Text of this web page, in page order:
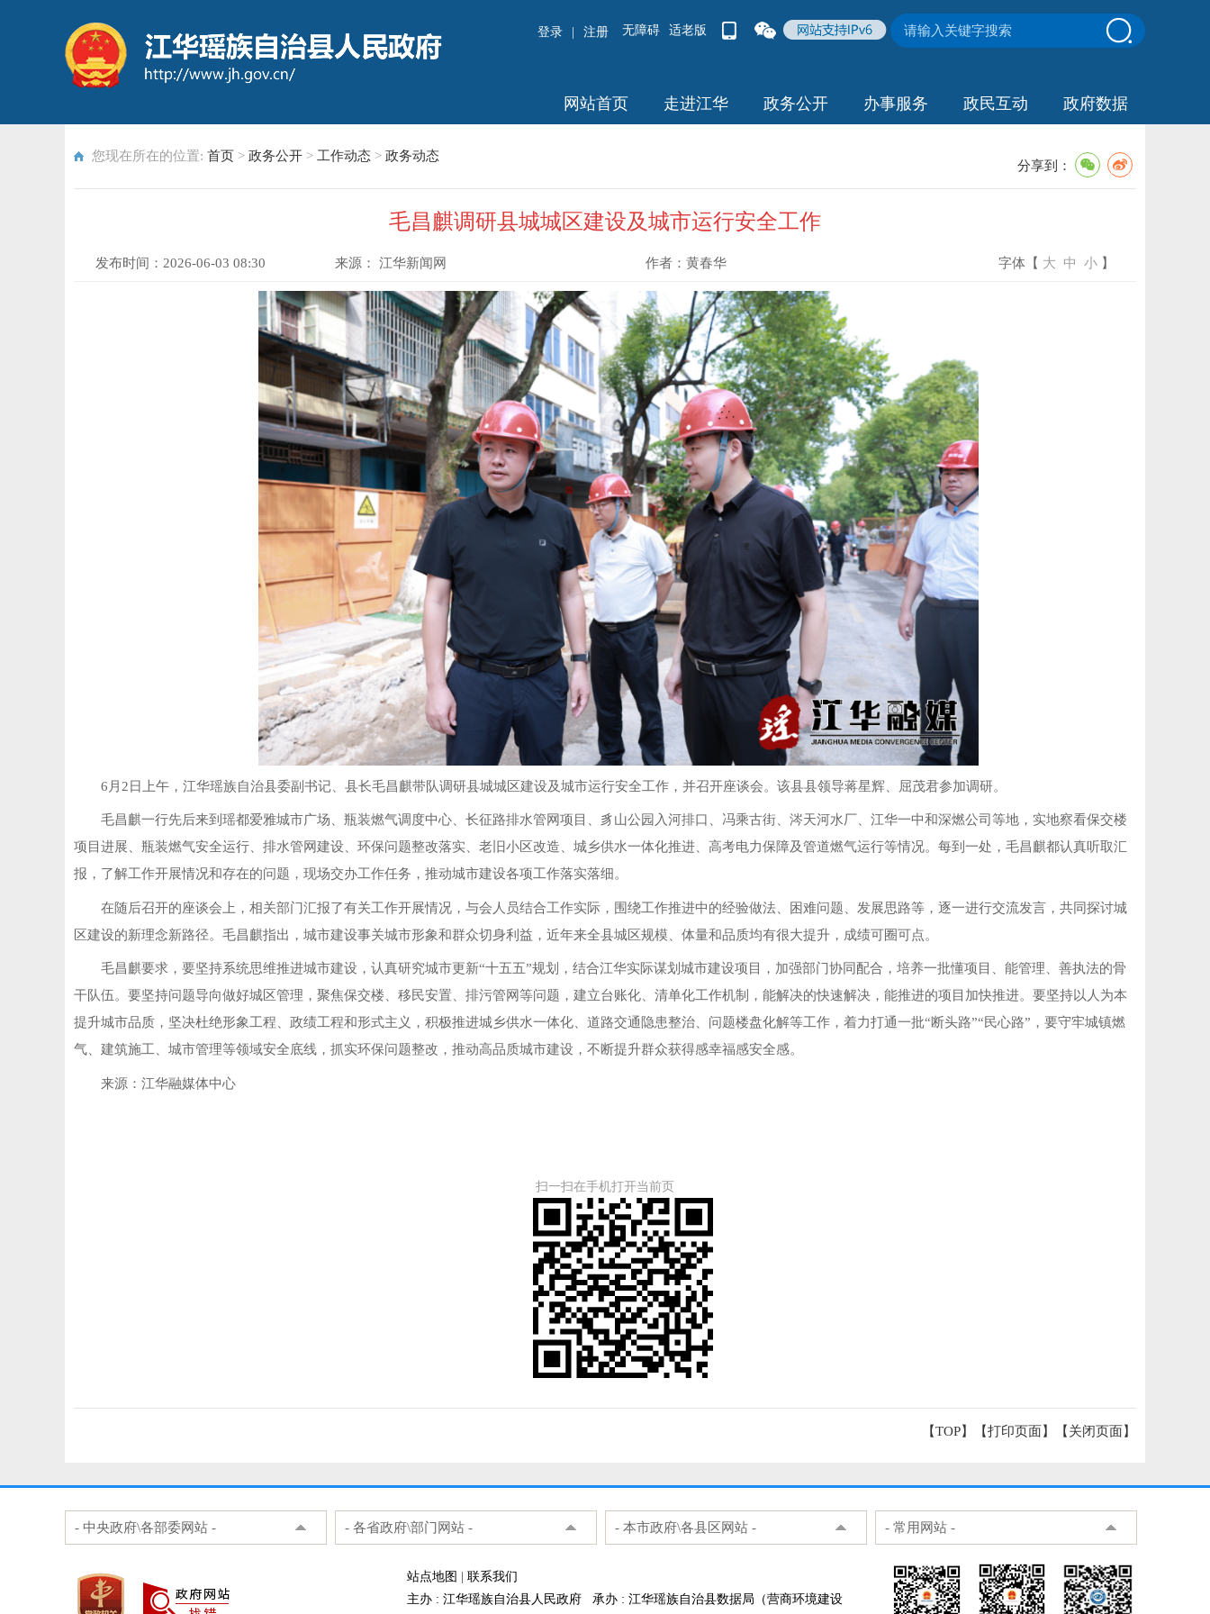
无障碍 适老版
登录 注册
网站首页 走进江华 政务公开 办事服务 政民互动 政府数据
您现在所在的位置: 首页 > 政务公开 > 工作动态 > 政务动态
分享到：
毛昌麒调研县城城区建设及城市运行安全工作
发布时间： 2026-06-03 08:30 来源： 江华新闻网 作者：黄春华 字体【 大 中 小 】
6月2日上午，江华瑶族自治县委副书记、县长毛昌麒带队调研县城城区建设及城市运行安全工作，并召开座谈会。该县县领导蒋星辉、屈茂君参加调研。
毛昌麒一行先后来到瑶都爱雅城市广场、瓶装燃气调度中心、长征路排水管网项目、豸山公园入河排口、冯乘古街、涔天河水厂、江华一中和深燃公司等地，实地察看保交楼
项目进展、瓶装燃气安全运行、排水管网建设、环保问题整改落实、老旧小区改造、城乡供水一体化推进、高考电力保障及管道燃气运行等情况。每到一处，毛昌麒都认真听取汇
报，了解工作开展情况和存在的问题，现场交办工作任务，推动城市建设各项工作落实落细。
在随后召开的座谈会上，相关部门汇报了有关工作开展情况，与会人员结合工作实际，围绕工作推进中的经验做法、困难问题、发展思路等，逐一进行交流发言，共同探讨城
区建设的新理念新路径。毛昌麒指出，城市建设事关城市形象和群众切身利益，近年来全县城区规模、体量和品质均有很大提升，成绩可圈可点。
毛昌麒要求，要坚持系统思维推进城市建设，认真研究城市更新“十五五”规划，结合江华实际谋划城市建设项目，加强部门协同配合，培养一批懂项目、能管理、善执法的骨
干队伍。要坚持问题导向做好城区管理，聚焦保交楼、移民安置、排污管网等问题，建立台账化、清单化工作机制，能解决的快速解决，能推进的项目加快推进。要坚持以人为本
提升城市品质，坚决杜绝形象工程、政绩工程和形式主义，积极推进城乡供水一体化、道路交通隐患整治、问题楼盘化解等工作，着力打通一批“断头路”“民心路”，要守牢城镇燃
气、建筑施工、城市管理等领域安全底线，抓实环保问题整改，推动高品质城市建设，不断提升群众获得感幸福感安全感。
来源：江华融媒体中心
扫一扫在手机打开当前页
【TOP】 【打印页面 】【 关闭页面 】
- 中央政府\各部委网站 - - 各省政府\部门网站 - - 本市政府\各县区网站 - - 常用网站 -
站点地图
联系我们
主办 : 江华瑶族自治县人民政府 承办 : 江华瑶族自治县数据局（营商环境建设